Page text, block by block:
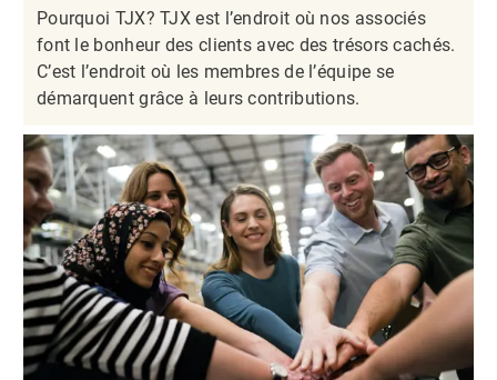
Pourquoi TJX? TJX est l’endroit où nos associés
font le bonheur des clients avec des trésors cachés.
C’est l’endroit où les membres de l’équipe se
démarquent grâce à leurs contributions.​​​​​​​